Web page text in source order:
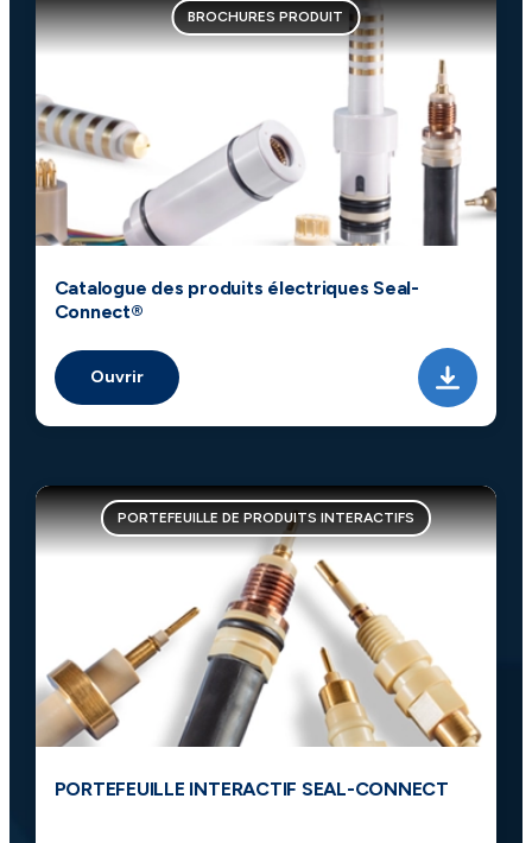
BROCHURES PRODUIT
Catalogue des produits électriques Seal-
Connect®
Ouvrir
PORTEFEUILLE DE PRODUITS INTERACTIFS
PORTEFEUILLE INTERACTIF SEAL-CONNECT